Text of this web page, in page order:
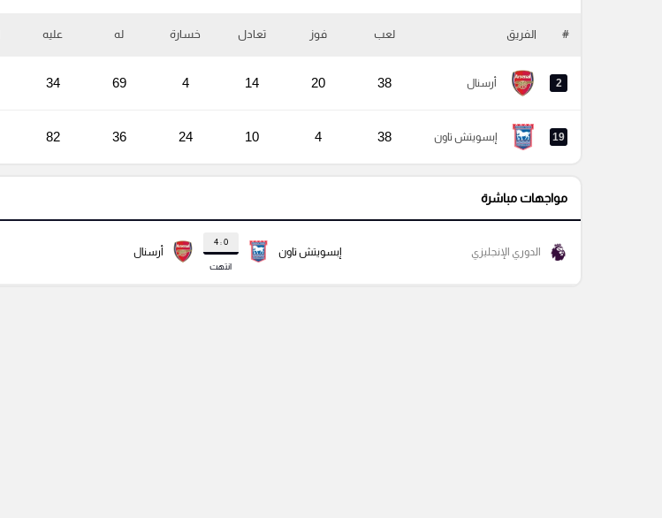
# الفريق لعب فوز تعادل خسارة له عليه
2 أرسنال 38
20
14
4
69
34
19 إبسويتش تاون 38
4
10
24
36
82
مواجهات مباشرة
إبسويتش تاون
0 : 4
انتهت
أرسنال الدوري الإنجليزي